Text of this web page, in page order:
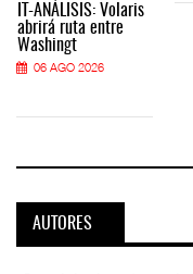
IT-ANÁLISIS: Volaris
abrirá ruta entre
Washingt
06 AGO 2026
AUTORES